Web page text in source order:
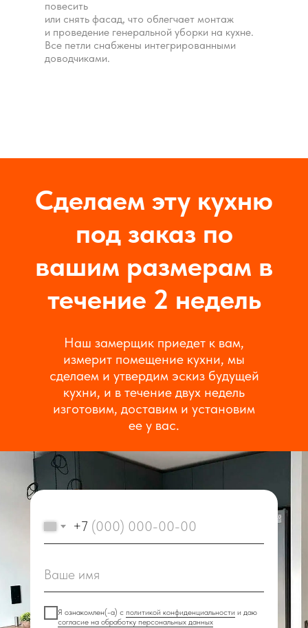
повесить
или снять фасад, что облегчает монтаж
и проведение генеральной уборки на кухне.
Все петли снабжены интегрированными
доводчиками.
Наш замерщик приедет к вам,
измерит помещение кухни, мы
сделаем и утвердим эскиз будущей
кухни, и в течение двух недель
изготовим, доставим и установим
ее у вас.
Сделаем эту кухню
под заказ по
вашим размерам в
течение 2 недель
+7
Я ознакомлен(-а) с политикой конфиденциальности и даю
согласие на обработку персональных данных